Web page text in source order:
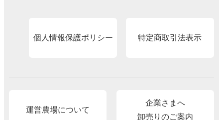
個人情報保護ポリシー 特定商取引法表示
運営農場について
企業さまへ
卸売りのご案内